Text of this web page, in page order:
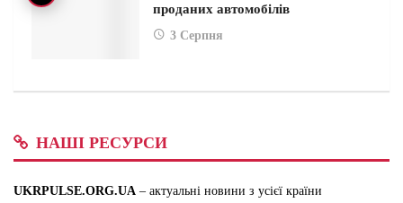
проданих автомобілів
3 Серпня
НАШІ РЕСУРСИ
UKRPULSE.ORG.UA – актуальні новини з усієї країни